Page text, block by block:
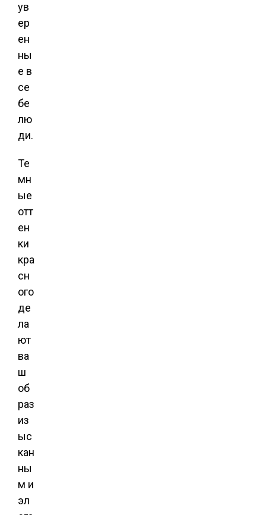
ув
ер
ен
ны
е в
се
бе
лю
ди.
Те
мн
ые
отт
ен
ки
кра
сн
ого
де
ла
ют
ва
ш
об
раз
из
ыс
кан
ны
м и
эл